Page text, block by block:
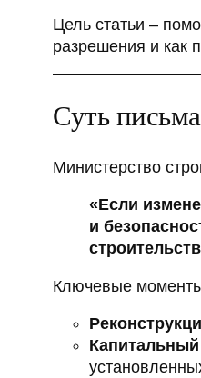
Цель статьи –
разрешения и как
Суть
Министерство
«Если
и
Ключевые